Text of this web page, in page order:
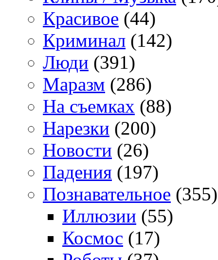
Красивое (44)
Криминал (142)
Люди (391)
Маразм (286)
На съемках (88)
Нарезки (200)
Новости (26)
Падения (197)
Познавательное (355)
Иллюзии (55)
Космос (17)